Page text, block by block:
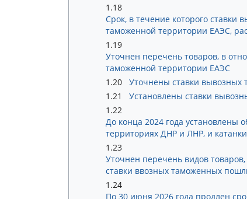
1.18
Срок, в течение которого
таможенной территории ЕАЭС,
1.19
Уточнен перечень товаров, в
таможенной территории ЕАЭС
1.20
Уточнены ставки вывозных
1.21
Установлены ставки
1.22
До конца 2024 года установлены
территориях ДНР и ЛНР, и
1.23
Уточнен перечень видов
ставки ввозных таможенных
1.24
По 30 июня 2026 года продлен